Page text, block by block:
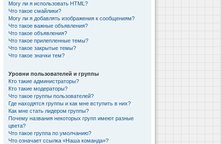
Могу ли я использовать HTML?
Что такое смайлики?
Могу ли я добавлять изображения к сообщениям?
Что такое важные объявления?
Что такое объявления?
Что такое прилепленные темы?
Что такое закрытые темы?
Что такое значки тем?
Уровни пользователей и группы
Кто такие администраторы?
Кто такие модераторы?
Что такое группы пользователей?
Где находятся группы и как мне вступить в них?
Как мне стать лидером группы?
Почему названия некоторых групп имеют разные
цвета?
Что такое группа по умолчанию?
Что означает ссылка «Наша команда»?